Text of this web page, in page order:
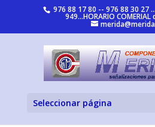
976 88 17 80 -- 976 88 30 27
949...HORARIO COMERIAL
Seleccionar página